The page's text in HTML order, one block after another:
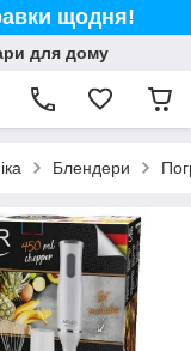
щодня!
для дому
Блендери